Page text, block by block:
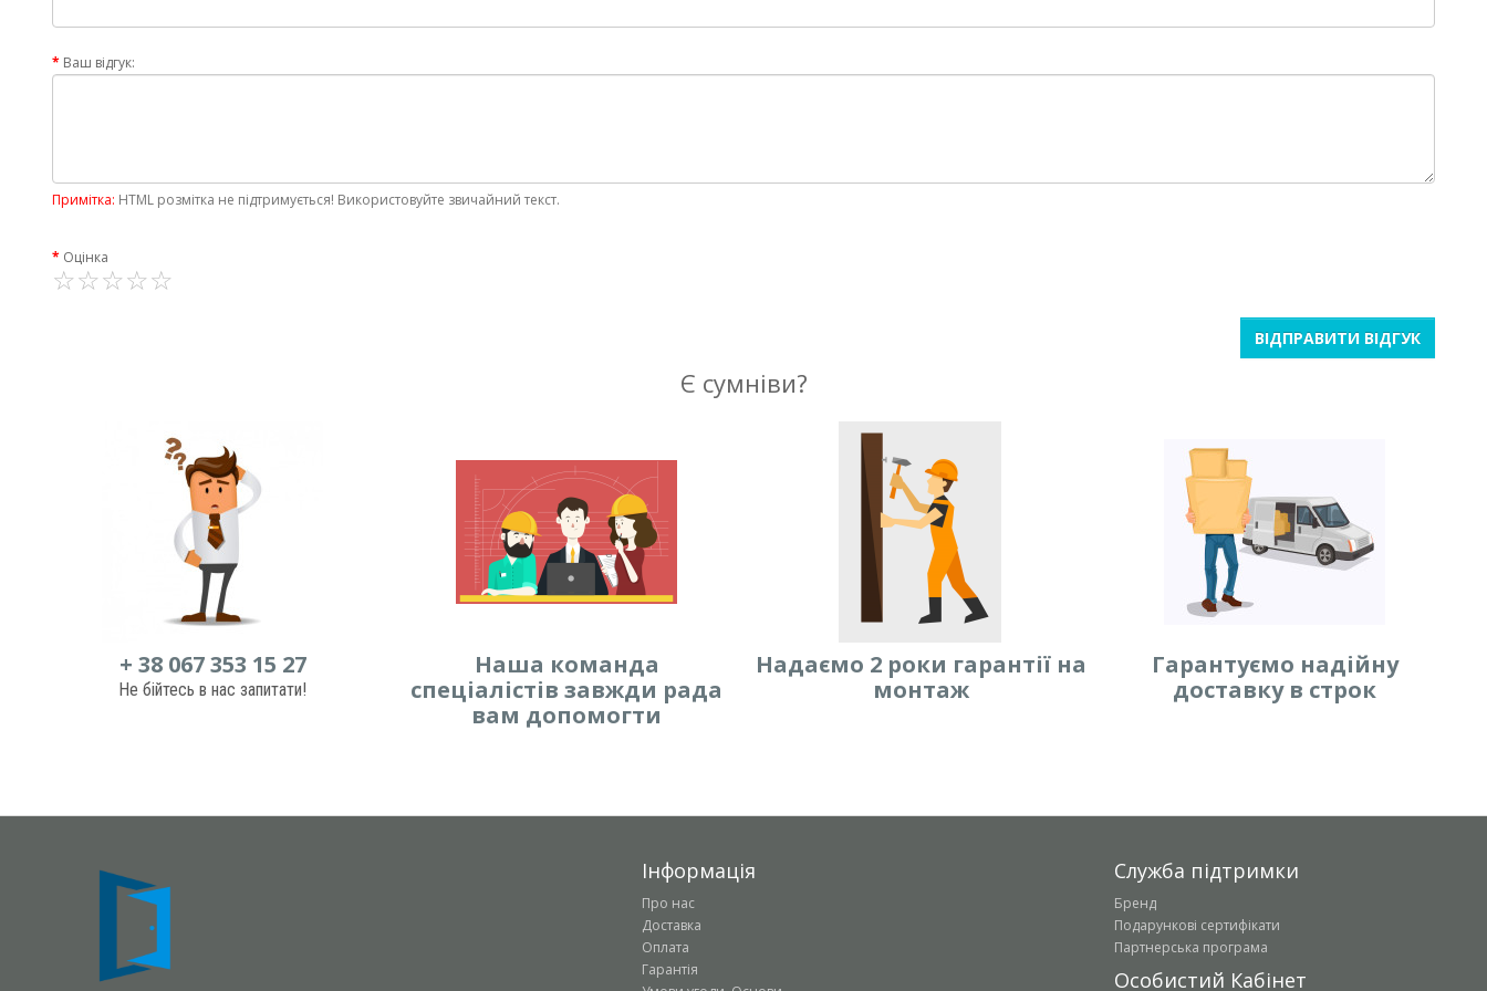
Ваш відгук:
Примітка: HTML розмітка не підтримується! Використовуйте звичайний текст.
Оцінка
ВІДПРАВИТИ ВІДГУК
Є сумніви?
+ 38 067 353 15 27
Не бійтесь в нас запитати!
Наша команда
спеціалістів завжди рада
вам допомогти
Надаємо 2 роки гарантії на
монтаж
Гарантуємо надійну
доставку в строк
Інформація
Про нас
Доставка
Оплата
Гарантія
Служба підтримки
Бренд
Подарункові сертифікати
Партнерська програма
Особистий Кабінет